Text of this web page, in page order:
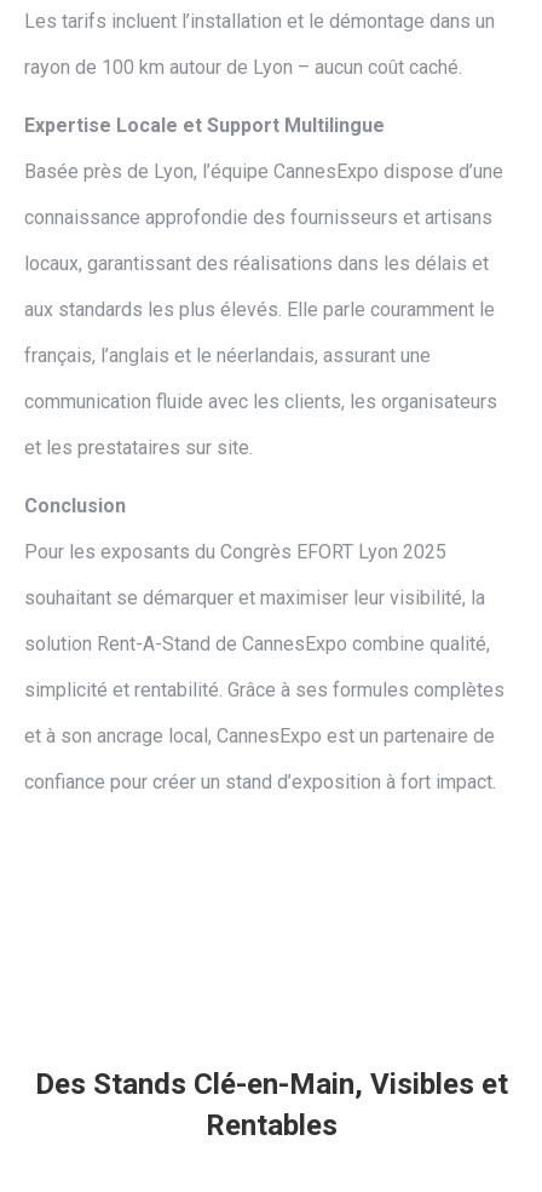
Les tarifs incluent l’installation et le démontage dans un
rayon de 100 km autour de Lyon – aucun coût caché.
Expertise Locale et Support Multilingue
Basée près de Lyon, l’équipe CannesExpo dispose d’une
connaissance approfondie des fournisseurs et artisans
locaux, garantissant des réalisations dans les délais et
aux standards les plus élevés. Elle parle couramment le
français, l’anglais et le néerlandais, assurant une
communication fluide avec les clients, les organisateurs
et les prestataires sur site.
Conclusion
Pour les exposants du Congrès EFORT Lyon 2025
souhaitant se démarquer et maximiser leur visibilité, la
solution Rent-A-Stand de CannesExpo combine qualité,
simplicité et rentabilité. Grâce à ses formules complètes
et à son ancrage local, CannesExpo est un partenaire de
confiance pour créer un stand d’exposition à fort impact.
Des Stands Clé-en-Main, Visibles et
Rentables